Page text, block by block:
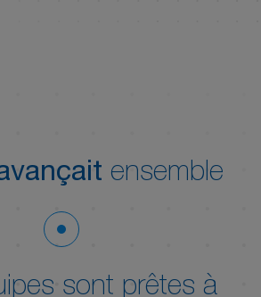
ensemble
sont prêtes à